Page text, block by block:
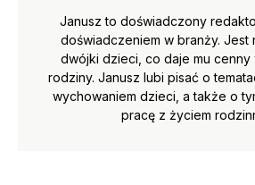
Janusz to doświadczony
doświadczeniem w branży. Jest
dwójki dzieci, co daje mu cenny
rodziny. Janusz lubi pisać o
wychowaniem dzieci, a także o
pracę z życiem